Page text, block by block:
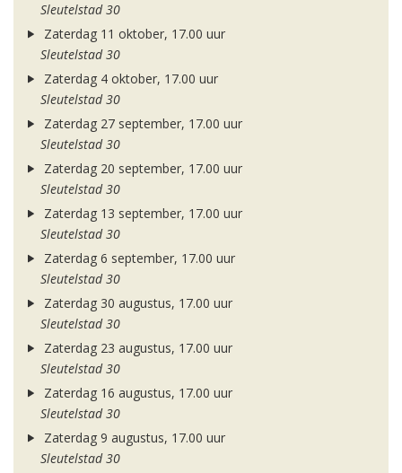
Sleutelstad 30
Zaterdag 11 oktober, 17.00 uur
Sleutelstad 30
Zaterdag 4 oktober, 17.00 uur
Sleutelstad 30
Zaterdag 27 september, 17.00 uur
Sleutelstad 30
Zaterdag 20 september, 17.00 uur
Sleutelstad 30
Zaterdag 13 september, 17.00 uur
Sleutelstad 30
Zaterdag 6 september, 17.00 uur
Sleutelstad 30
Zaterdag 30 augustus, 17.00 uur
Sleutelstad 30
Zaterdag 23 augustus, 17.00 uur
Sleutelstad 30
Zaterdag 16 augustus, 17.00 uur
Sleutelstad 30
Zaterdag 9 augustus, 17.00 uur
Sleutelstad 30